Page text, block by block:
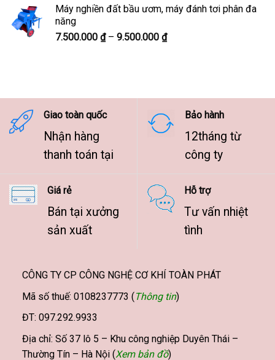
7.500.000 ₫
9.500.000 ₫
Máy nghiền đất bầu ươm, máy đánh tơi phân đa
năng
7.500.000 ₫ – 9.500.000 ₫Khoảng
9.500.000 ₫
Giao toàn quốc
Nhận hàng
thanh toán tại
Bảo hành
12tháng từ
công ty
Giá rẻ
Bán tại xưởng
sản xuất
Hỗ trợ
Tư vấn nhiệt
tình
CÔNG TY CP CÔNG NGHỆ CƠ KHÍ TOÀN PHÁT
Mã số thuế: 0108237773 (Thông tin)
ĐT: 097.292.9933
Địa chỉ: Số 37 lô 5 – Khu công nghiệp Duyên Thái –
Thường Tín – Hà Nội (Xem bản đồ)